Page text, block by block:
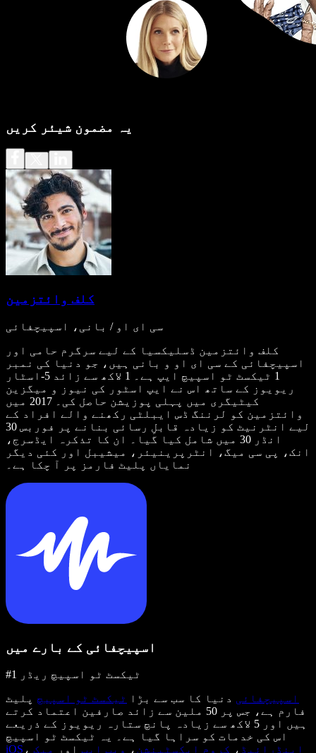
یہ مضمون شیئر کریں
کلف وائتزمین
سی ای او / بانی، اسپیچفائی
کلف وائتزمین ڈسلیکسیا کے لیے سرگرم حامی اور
اسپیچفائی کے سی ای او و بانی ہیں، جو دنیا کی نمبر
1 ٹیکسٹ ٹو اسپیچ ایپ ہے۔ 1 لاکھ سے زائد 5-اسٹار
ریویوز کے ساتھ اس نے ایپ اسٹور کی نیوز و میگزین
کیٹیگری میں پہلی پوزیشن حاصل کی۔ 2017 میں
وائتزمین کو لرننگ ڈس ایبلٹی رکھنے والے افراد کے
لیے انٹرنیٹ کو زیادہ قابلِ رسائی بنانے پر فوربس 30
انڈر 30 میں شامل کیا گیا۔ ان کا تذکرہ ایڈسرج،
انک، پی سی میگ، انٹرپرینیئر، میشیبل اور کئی دیگر
نمایاں پلیٹ فارمز پر آ چکا ہے۔
اسپیچفائی کے بارے میں
#1 ٹیکسٹ ٹو اسپیچ ریڈر
اسپیچفائی دنیا کا سب سے بڑا ٹیکسٹ ٹو اسپیچ پلیٹ
فارم ہے، جس پر 50 ملین سے زائد صارفین اعتماد کرتے
ہیں اور 5 لاکھ سے زیادہ پانچ ستارہ ریویوز کے ذریعے
اس کی خدمات کو سراہا گیا ہے۔ یہ ٹیکسٹ ٹو اسپیچ
iOS ، اینڈرائیڈ ، کروم ایکسٹینشن ، ویب ایپ اور
میک